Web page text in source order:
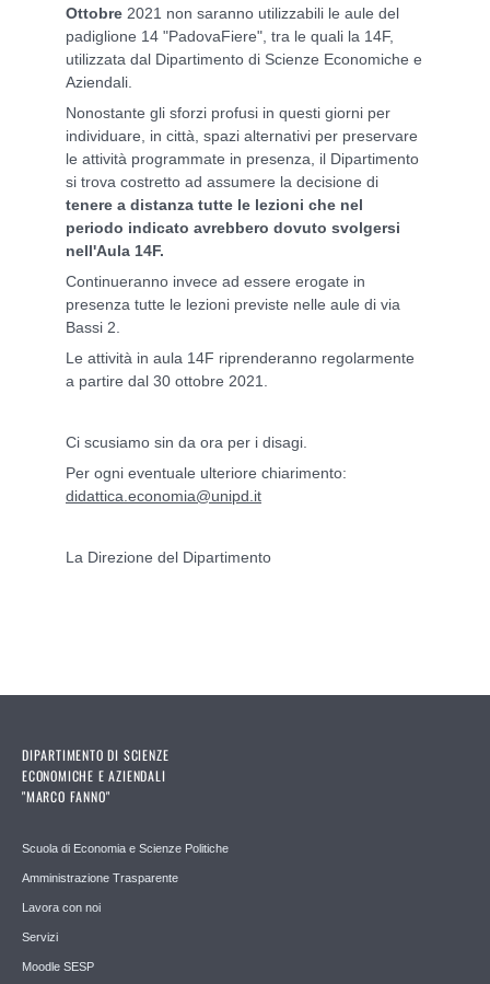
Ottobre 2021 non saranno utilizzabili le aule del
padiglione 14 "PadovaFiere", tra le quali la 14F,
utilizzata dal Dipartimento di Scienze Economiche e
Aziendali.
Nonostante gli sforzi profusi in questi giorni per
individuare, in città, spazi alternativi per preservare
le attività programmate in presenza, il Dipartimento
si trova costretto ad assumere la decisione di
tenere a distanza tutte le lezioni che nel
periodo indicato avrebbero dovuto svolgersi
nell'Aula 14F.
Continueranno invece ad essere erogate in
presenza tutte le lezioni previste nelle aule di via
Bassi 2.
Le attività in aula 14F riprenderanno regolarmente
a partire dal 30 ottobre 2021.
Ci scusiamo sin da ora per i disagi.
Per ogni eventuale ulteriore chiarimento:
didattica.economia@unipd.it
La Direzione del Dipartimento
DIPARTIMENTO DI SCIENZE
ECONOMICHE E AZIENDALI
"MARCO FANNO"
Scuola di Economia e Scienze Politiche
Amministrazione Trasparente
Lavora con noi
Servizi
Moodle SESP